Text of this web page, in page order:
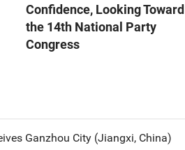
Confidence, Looking Toward
the 14th National Party
Congress
Ganzhou City (Jiangxi, China)